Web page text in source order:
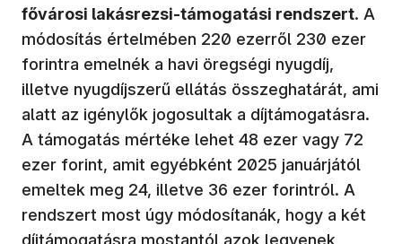
fővárosi lakásrezsi-támogatási rendszert. A
módosítás értelmében 220 ezerről 230 ezer
forintra emelnék a havi öregségi nyugdíj,
illetve nyugdíjszerű ellátás összeghatárát, ami
alatt az igénylők jogosultak a díjtámogatásra.
A támogatás mértéke lehet 48 ezer vagy 72
ezer forint, amit egyébként 2025 januárjától
emeltek meg 24, illetve 36 ezer forintról. A
rendszert most úgy módosítanák, hogy a két
díjtámogatásra mostantól azok legyenek